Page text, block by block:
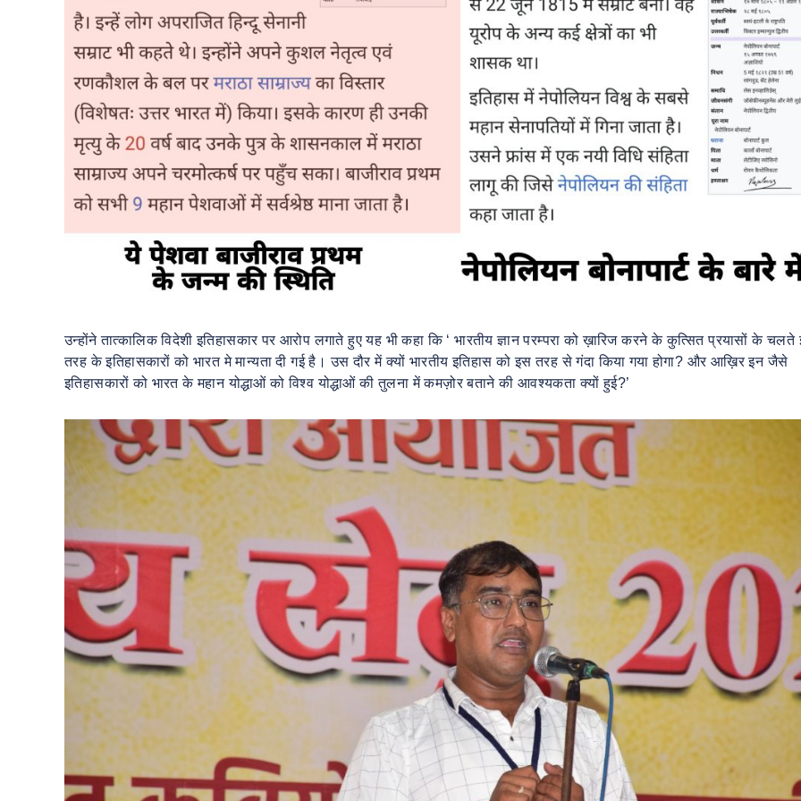
उन्होंने तात्कालिक विदेशी इतिहासकार पर आरोप लगाते हुए यह भी कहा कि ‘ भारतीय ज्ञान परम्परा को ख़ारिज करने के कुत्सित प्रयासों के चलते
तरह के इतिहासकारों को भारत मे मान्यता दी गई है। उस दौर में क्यों भारतीय इतिहास को इस तरह से गंदा किया गया होगा? और आख़िर इन जैसे
इतिहासकारों को भारत के महान योद्धाओं को विश्व योद्धाओं की तुलना में कमज़ोर बताने की आवश्यकता क्यों हुई?’